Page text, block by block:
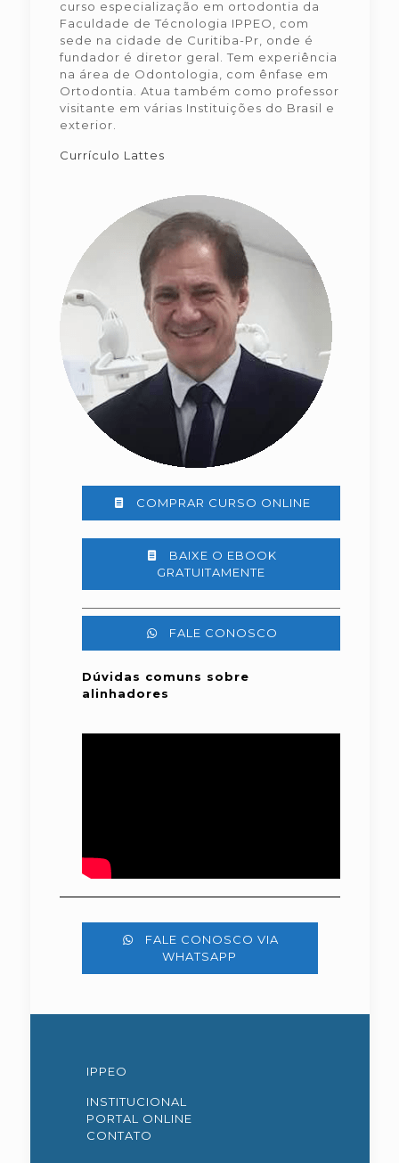
curso especialização em ortodontia da
Faculdade de Técnologia IPPEO, com
sede na cidade de Curitiba-Pr, onde é
fundador é diretor geral. Tem experiência
na área de Odontologia, com ênfase em
Ortodontia. Atua também como professor
visitante em várias Instituições do Brasil e
exterior.
Currículo Lattes
COMPRAR CURSO ONLINE
BAIXE O EBOOK
GRATUITAMENTE
FALE CONOSCO
Dúvidas comuns sobre
alinhadores
FALE CONOSCO VIA
WHATSAPP
IPPEO
INSTITUCIONAL
PORTAL ONLINE
CONTATO